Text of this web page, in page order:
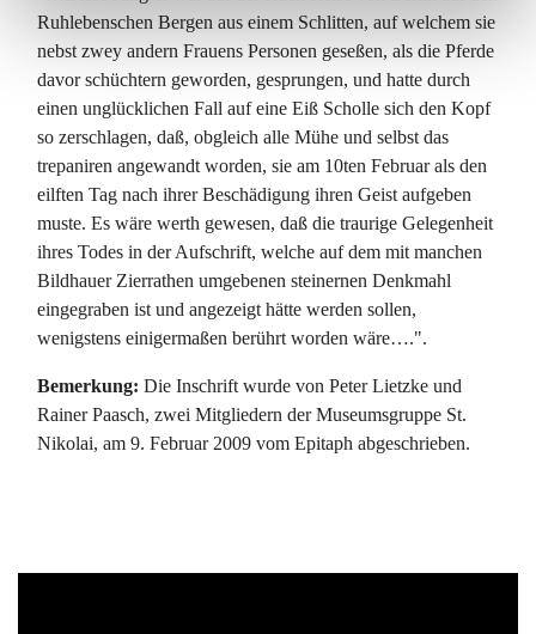
Ruhlebenschen Bergen aus einem Schlitten, auf welchem sie
nebst zwey andern Frauens Personen geseßen, als die Pferde
davor schüchtern geworden, gesprungen, und hatte durch
einen unglücklichen Fall auf eine Eiß Scholle sich den Kopf
so zerschlagen, daß, obgleich alle Mühe und selbst das
trepaniren angewandt worden, sie am 10ten Februar als den
eilften Tag nach ihrer Beschädigung ihren Geist aufgeben
muste. Es wäre werth gewesen, daß die traurige Gelegenheit
ihres Todes in der Aufschrift, welche auf dem mit manchen
Bildhauer Zierrathen umgebenen steinernen Denkmahl
eingegraben ist und angezeigt hätte werden sollen,
wenigstens einigermaßen berührt worden wäre….".
Bemerkung: Die Inschrift wurde von Peter Lietzke und
Rainer Paasch, zwei Mitgliedern der Museumsgruppe St.
Nikolai, am 9. Februar 2009 vom Epitaph abgeschrieben.